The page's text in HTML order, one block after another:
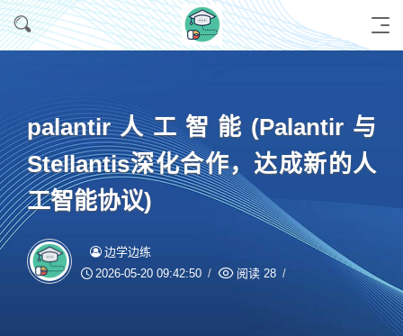
palantir人工智能(Palantir与
Stellantis深化合作，达成新的人
工智能协议)
边学边练
2026-05-20 09:42:50 阅读 28